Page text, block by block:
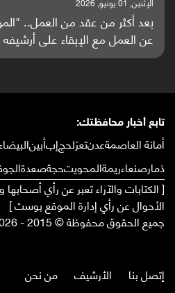
بعد أكثر من عقد من العمل..
عن العمل مع الإبقاء على أرشيفه
تابع أخبار محافظتك:
أمانة العاصمةعدنتعزلحجإبأبين
ذمارصنعاءريمةالمحويتحجةصعدة
[ الكتابات والآراء تعبر عن رأي
الأحوال عن رأي إدارة الموقع بوست ]
جميع الحقوق محفوظة © 2015 - 2026
إتصل بنا الأرشيف من نحن